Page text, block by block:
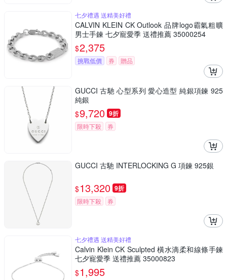
七夕禮遇 送精美好禮
CALVIN KLEIN CK Outlook 品牌logo霸氣粗曠
男士手鍊 七夕寵愛季 送禮推薦 35000254
$2,375
挑戰低價 券 贈品
GUCCI 古馳 心型系列 愛心造型 純銀項鍊 925
純銀
$9,720 9折
限時下殺 券
GUCCI 古馳 INTERLOCKING G 項鍊 925銀
$13,320 9折
限時下殺 券
七夕禮遇 送精美好禮
Calvin Klein CK Sculpted 橫水滴柔和線條手鍊
七夕寵愛季 送禮推薦 35000823
$1,995